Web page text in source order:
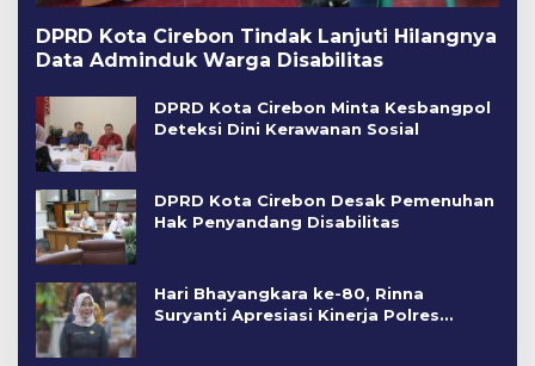
DPRD Kota Cirebon Tindak Lanjuti Hilangnya
Data Adminduk Warga Disabilitas
DPRD Kota Cirebon Minta Kesbangpol
Deteksi Dini Kerawanan Sosial
DPRD Kota Cirebon Desak Pemenuhan
Hak Penyandang Disabilitas
Hari Bhayangkara ke-80, Rinna
Suryanti Apresiasi Kinerja Polres